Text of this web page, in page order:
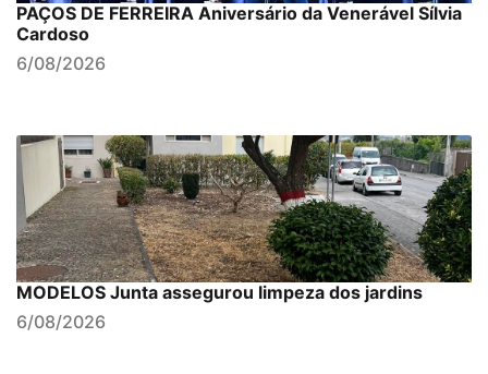
PAÇOS DE FERREIRA Aniversário da Venerável Sílvia
Cardoso
6/08/2026
MODELOS Junta assegurou limpeza dos jardins
6/08/2026